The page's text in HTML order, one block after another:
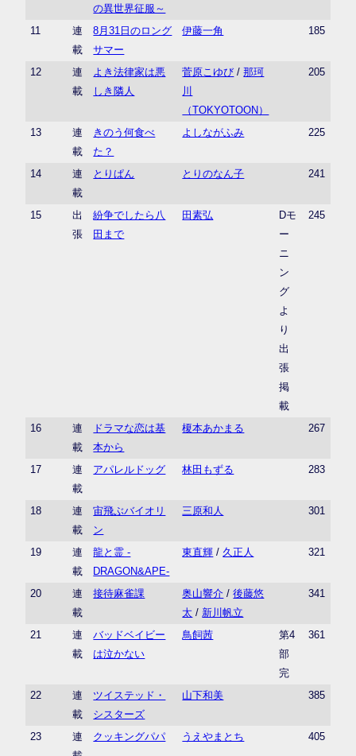
の異世界征服～
11
連
載
8月31日のロング
サマー
伊藤一角 185
12
連
載
よき法律家は悪
しき隣人
菅原こゆび /那珂
川
（TOKYOTOON）
205
13
連
載
きのう何食べ
た？
よしながふみ 225
14
連
載
とりぱん とりのなん子 241
15
出
張
紛争でしたら八
田まで
田素弘
Dモ
ー
ニ
ン
グ
よ
り
出
張
掲
載
245
16
連
載
ドラマな恋は基
本から
榎本あかまる 267
17
連
載
アパレルドッグ 林田もずる 283
18
連
載
宙飛ぶバイオリ
ン
三原和人 301
19
連
載
龍と霊 -
DRAGON&APE-
東直輝 / 久正人 321
20
連
載
接待麻雀課 奥山響介 /後藤悠
太 / 新川帆立
341
21
連
載
バッドベイビー
は泣かない
鳥飼茜
第4
部
完
361
22
連
載
ツイステッド・
シスターズ
山下和美 385
23
連
クッキングパパ うえやまとち 405